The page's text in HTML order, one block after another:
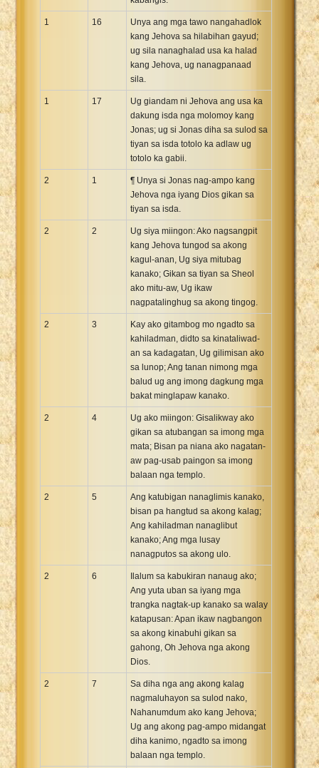
1 16
Unya ang mga tawo nangahadlok
kang Jehova sa hilabihan gayud;
ug sila nanaghalad usa ka halad
kang Jehova, ug nanagpanaad
sila.
1 17
Ug giandam ni Jehova ang usa ka
dakung isda nga molomoy kang
Jonas; ug si Jonas diha sa sulod sa
tiyan sa isda totolo ka adlaw ug
totolo ka gabii.
2 1
¶ Unya si Jonas nag-ampo kang
Jehova nga iyang Dios gikan sa
tiyan sa isda.
2 2
Ug siya miingon: Ako nagsangpit
kang Jehova tungod sa akong
kagul-anan, Ug siya mitubag
kanako; Gikan sa tiyan sa Sheol
ako mitu-aw, Ug ikaw
nagpatalinghug sa akong tingog.
2 3
Kay ako gitambog mo ngadto sa
kahiladman, didto sa kinataliwad-
an sa kadagatan, Ug gilimisan ako
sa lunop; Ang tanan nimong mga
balud ug ang imong dagkung mga
bakat minglapaw kanako.
2 4
Ug ako miingon: Gisalikway ako
gikan sa atubangan sa imong mga
mata; Bisan pa niana ako nagatan-
aw pag-usab paingon sa imong
balaan nga templo.
2 5
Ang katubigan nanaglimis kanako,
bisan pa hangtud sa akong kalag;
Ang kahiladman nanaglibut
kanako; Ang mga lusay
nanagputos sa akong ulo.
2 6
Ilalum sa kabukiran nanaug ako;
Ang yuta uban sa iyang mga
trangka nagtak-up kanako sa walay
katapusan: Apan ikaw nagbangon
sa akong kinabuhi gikan sa
gahong, Oh Jehova nga akong
Dios.
2 7
Sa diha nga ang akong kalag
nagmaluhayon sa sulod nako,
Nahanumdum ako kang Jehova;
Ug ang akong pag-ampo midangat
diha kanimo, ngadto sa imong
balaan nga templo.